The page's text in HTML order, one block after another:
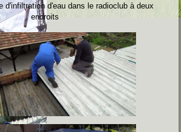
d'infiltration d'eau dans le radioclub à deux
endroits